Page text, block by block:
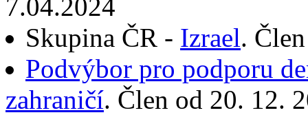
7.04.2024
Skupina ČR - Izrael.
Podvýbor pro podporu
zahraničí. Člen od 20. 12.